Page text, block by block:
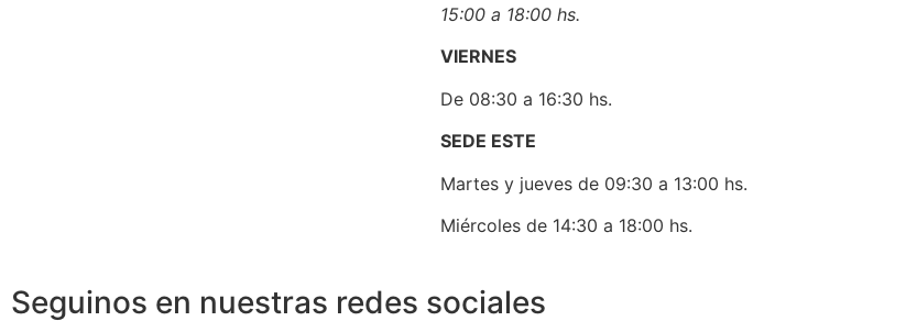
15:00 a 18:00 hs.
VIERNES
De 08:30 a 16:30 hs.
SEDE ESTE
Martes y jueves de 09:30 a 13:00 hs.
Miércoles de 14:30 a 18:00 hs.
Seguinos en nuestras redes sociales